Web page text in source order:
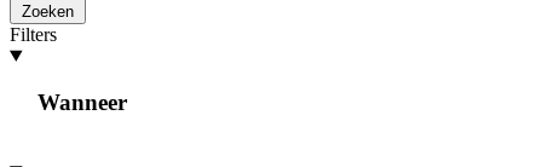
Zoeken
Filters
Wanneer